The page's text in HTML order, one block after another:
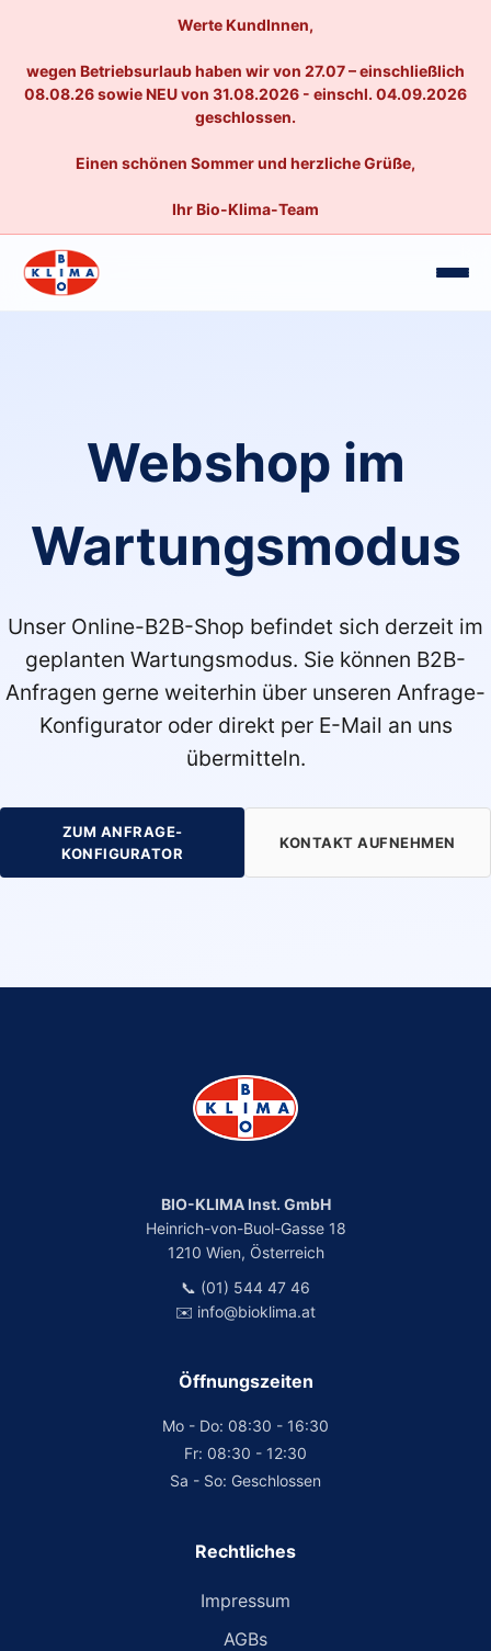
Werte KundInnen,
wegen Betriebsurlaub haben wir von 27.07 – einschließlich
08.08.26 sowie NEU von 31.08.2026 - einschl. 04.09.2026
geschlossen.
Einen schönen Sommer und herzliche Grüße,
Ihr Bio-Klima-Team
Webshop im
Wartungsmodus
Unser Online-B2B-Shop befindet sich derzeit im
geplanten Wartungsmodus. Sie können B2B-
Anfragen gerne weiterhin über unseren Anfrage-
Konfigurator oder direkt per E-Mail an uns
übermitteln.
ZUM ANFRAGE-
KONFIGURATOR
KONTAKT AUFNEHMEN
BIO-KLIMA Inst. GmbH
Heinrich-von-Buol-Gasse 18
1210 Wien, Österreich
📞 (01) 544 47 46
✉️ info@bioklima.at
Öffnungszeiten
Mo - Do: 08:30 - 16:30
Fr: 08:30 - 12:30
Sa - So: Geschlossen
Rechtliches
Impressum
AGBs